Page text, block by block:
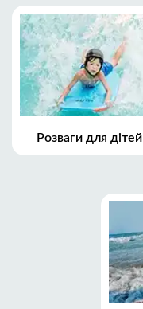
Розваги для дітей